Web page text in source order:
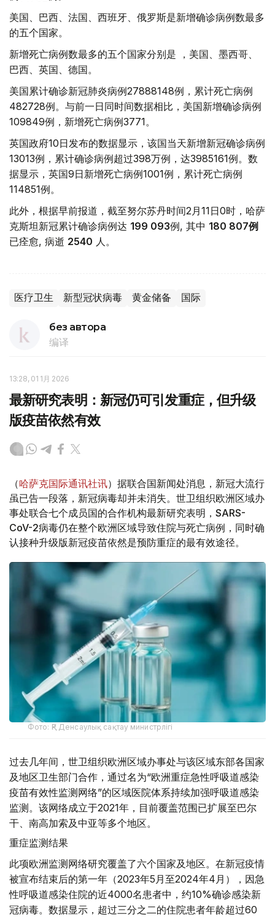
美国、巴西、法国、西班牙、俄罗斯是新增确诊病例数最多
的五个国家。
新增死亡病例数最多的五个国家分别是 ，美国、墨西哥、
巴西、英国、德国。
美国累计确诊新冠肺炎病例27888148例，累计死亡病例
482728例。与前一日同时间数据相比，美国新增确诊病例
109849例，新增死亡病例3771。
英国政府10日发布的数据显示，该国当天新增新冠确诊病例
13013例，累计确诊病例超过398万例，达3985161例。数
据显示，英国9日新增死亡病例1001例，累计死亡病例
114851例。
此外，根据早前报道，截至努尔苏丹时间2月11日0时，哈萨
克斯坦新冠累计确诊病例达 199 093例, 其中 180 807例
已痊愈, 病逝 2540 人。
医疗卫生 新型冠状病毒 黄金储备 国际
без автора
编译
13:28, 01 1月 2026
最新研究表明：新冠仍可引发重症，但升级
版疫苗依然有效
（哈萨克国际通讯社讯）据联合国新闻处消息，新冠大流行
虽已告一段落，新冠病毒却并未消失。世卫组织欧洲区域办
事处联合七个成员国的合作机构最新研究表明，SARS-
CoV-2病毒仍在整个欧洲区域导致住院与死亡病例，同时确
认接种升级版新冠疫苗依然是预防重症的最有效途径。
Фото: ҚР Денсаулық сақтау министрлігі
过去几年间，世卫组织欧洲区域办事处与该区域东部各国家
及地区卫生部门合作，通过名为“欧洲重症急性呼吸道感染
疫苗有效性监测网络”的区域医院体系持续加强呼吸道感染
监测。该网络成立于2021年，目前覆盖范围已扩展至巴尔
干、南高加索及中亚等多个地区。
重症监测结果
此项欧洲监测网络研究覆盖了六个国家及地区。在新冠疫情
被宣布结束后的第一年（2023年5月至2024年4月），因急
性呼吸道感染住院的近4000名患者中，约10%确诊感染新
冠病毒。数据显示，超过三分之二的住院患者年龄超过60